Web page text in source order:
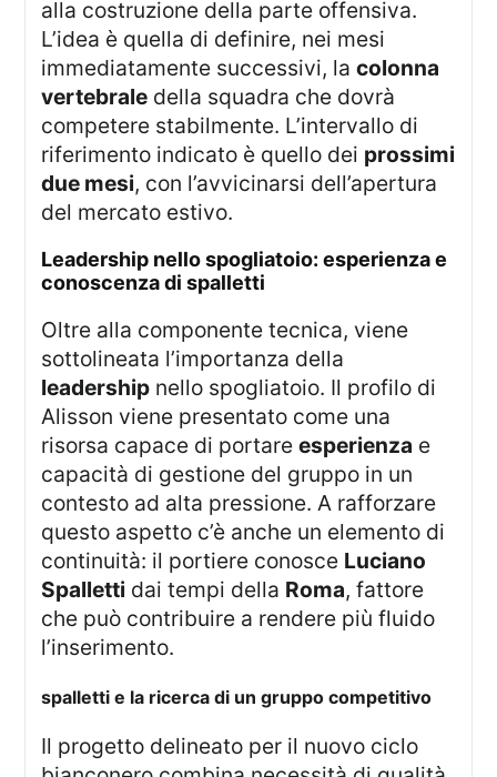
alla costruzione della parte offensiva.
L’idea è quella di definire, nei mesi
immediatamente successivi, lacolonna
vertebrale della squadra che dovrà
competere stabilmente. L’intervallo di
riferimento indicato è quello dei prossimi
due mesi, con l’avvicinarsi dell’apertura
del mercato estivo.
leadership nello spogliatoio: esperienza e
conoscenza di spalletti
Oltre alla componente tecnica, viene
sottolineata l’importanza della
leadership nello spogliatoio. Il profilo di
Alisson viene presentato come una
risorsa capace di portareesperienza e
capacità di gestione del gruppo in un
contesto ad alta pressione. A rafforzare
questo aspetto c’è anche un elemento di
continuità: il portiere conosce Luciano
Spalletti dai tempi della Roma, fattore
che può contribuire a rendere più fluido
l’inserimento.
spalletti e la ricerca di un gruppo competitivo
Il progetto delineato per il nuovo ciclo